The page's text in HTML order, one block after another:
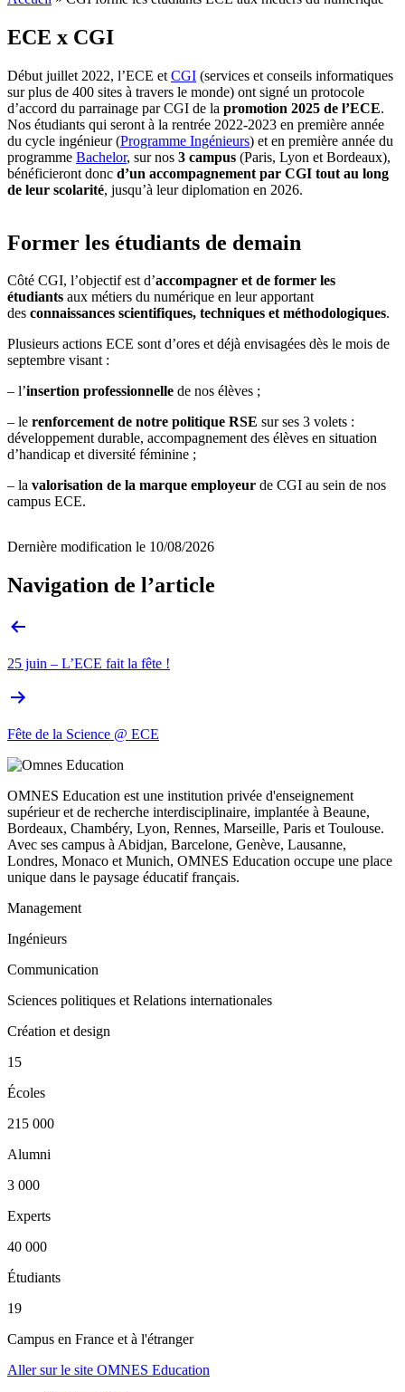
ECE x CGI
Début juillet 2022, l’ECE et CGI (services et conseils informatiques
sur plus de 400 sites à travers le monde) ont signé un protocole
d’accord du parrainage par CGI de la promotion 2025 de l’ECE.
Nos étudiants qui seront à la rentrée 2022-2023 en première année
du cycle ingénieur (Programme Ingénieurs) et en première année du
programme Bachelor, sur nos 3 campus (Paris, Lyon et Bordeaux),
bénéficieront donc d’un accompagnement par CGI tout au long
de leur scolarité, jusqu’à leur diplomation en 2026.
Former les étudiants de demain
Côté CGI, l’objectif est d’accompagner et de former les
étudiants aux métiers du numérique en leur apportant
des connaissances scientifiques, techniques et méthodologiques.
Plusieurs actions ECE sont d’ores et déjà envisagées dès le mois de
septembre visant :
– l’insertion professionnelle de nos élèves ;
– le renforcement de notre politique RSE sur ses 3 volets :
développement durable, accompagnement des élèves en situation
d’handicap et diversité féminine ;
– la valorisation de la marque employeur de CGI au sein de nos
campus ECE.
Dernière modification le 10/08/2026
Navigation de l’article
25 juin – L’ECE fait la fête !
Fête de la Science @ ECE
OMNES Education est une institution privée d'enseignement
supérieur et de recherche interdisciplinaire, implantée à Beaune,
Bordeaux, Chambéry, Lyon, Rennes, Marseille, Paris et Toulouse.
Avec ses campus à Abidjan, Barcelone, Genève, Lausanne,
Londres, Monaco et Munich, OMNES Education occupe une place
unique dans le paysage éducatif français.
Management
Ingénieurs
Communication
Sciences politiques et Relations internationales
Création et design
15
Écoles
215 000
Alumni
3 000
Experts
40 000
Étudiants
19
Campus en France et à l'étranger
Aller sur le site OMNES Education